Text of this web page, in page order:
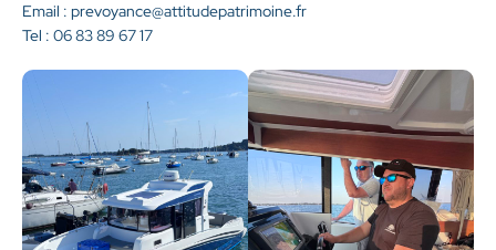
Email : prevoyance@attitudepatrimoine.fr
Tel : 06 83 89 67 17